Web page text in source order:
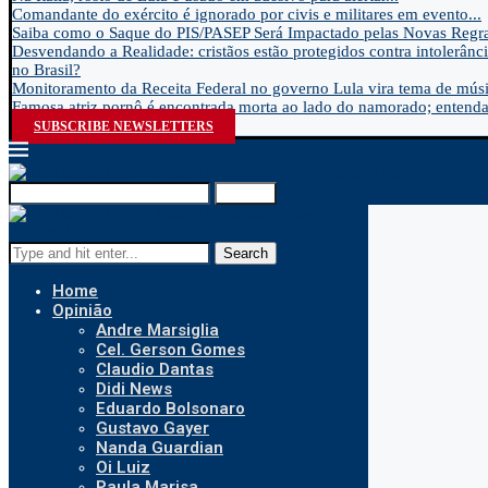
Comandante do exército é ignorado por civis e militares em evento...
Saiba como o Saque do PIS/PASEP Será Impactado pelas Novas
Desvendando a Realidade: cristãos estão protegidos contra
no Brasil?
Monitoramento da Receita Federal no governo Lula vira tema de
Famosa atriz pornô é encontrada morta ao lado do namorado;
SUBSCRIBE NEWSLETTERS
Search
Home
Opinião
Andre Marsiglia
Cel. Gerson Gomes
Claudio Dantas
Didi News
Eduardo Bolsonaro
Gustavo Gayer
Nanda Guardian
Oi Luiz